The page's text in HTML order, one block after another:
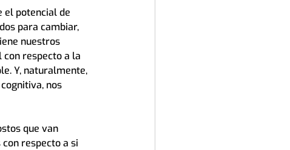
el potencial de
para cambiar,
nuestros
respecto a la
Y, naturalmente,
nos
que van
respecto a si